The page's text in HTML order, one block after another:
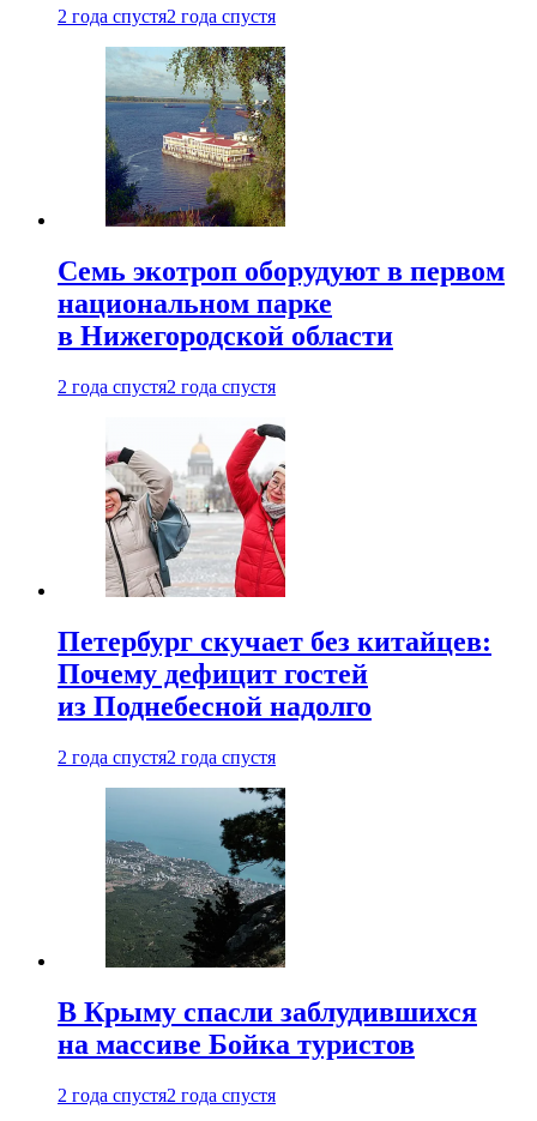
2 года спустя2 года спустя
Семь экотроп оборудуют в первом
национальном парке
в Нижегородской области
2 года спустя2 года спустя
Петербург скучает без китайцев:
Почему дефицит гостей
из Поднебесной надолго
2 года спустя2 года спустя
В Крыму спасли заблудившихся
на массиве Бойка туристов
2 года спустя2 года спустя